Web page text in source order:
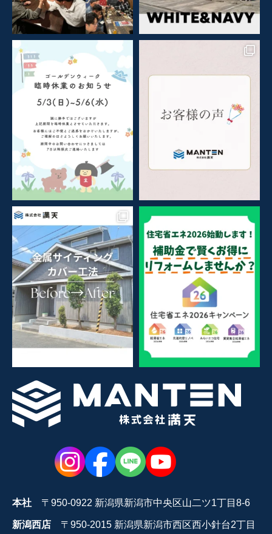
本社 〒950-0922 新潟県新潟市中央区山二ツ1丁目8-6
新潟西店 〒950-2015 新潟県新潟市西区西小針台2丁目